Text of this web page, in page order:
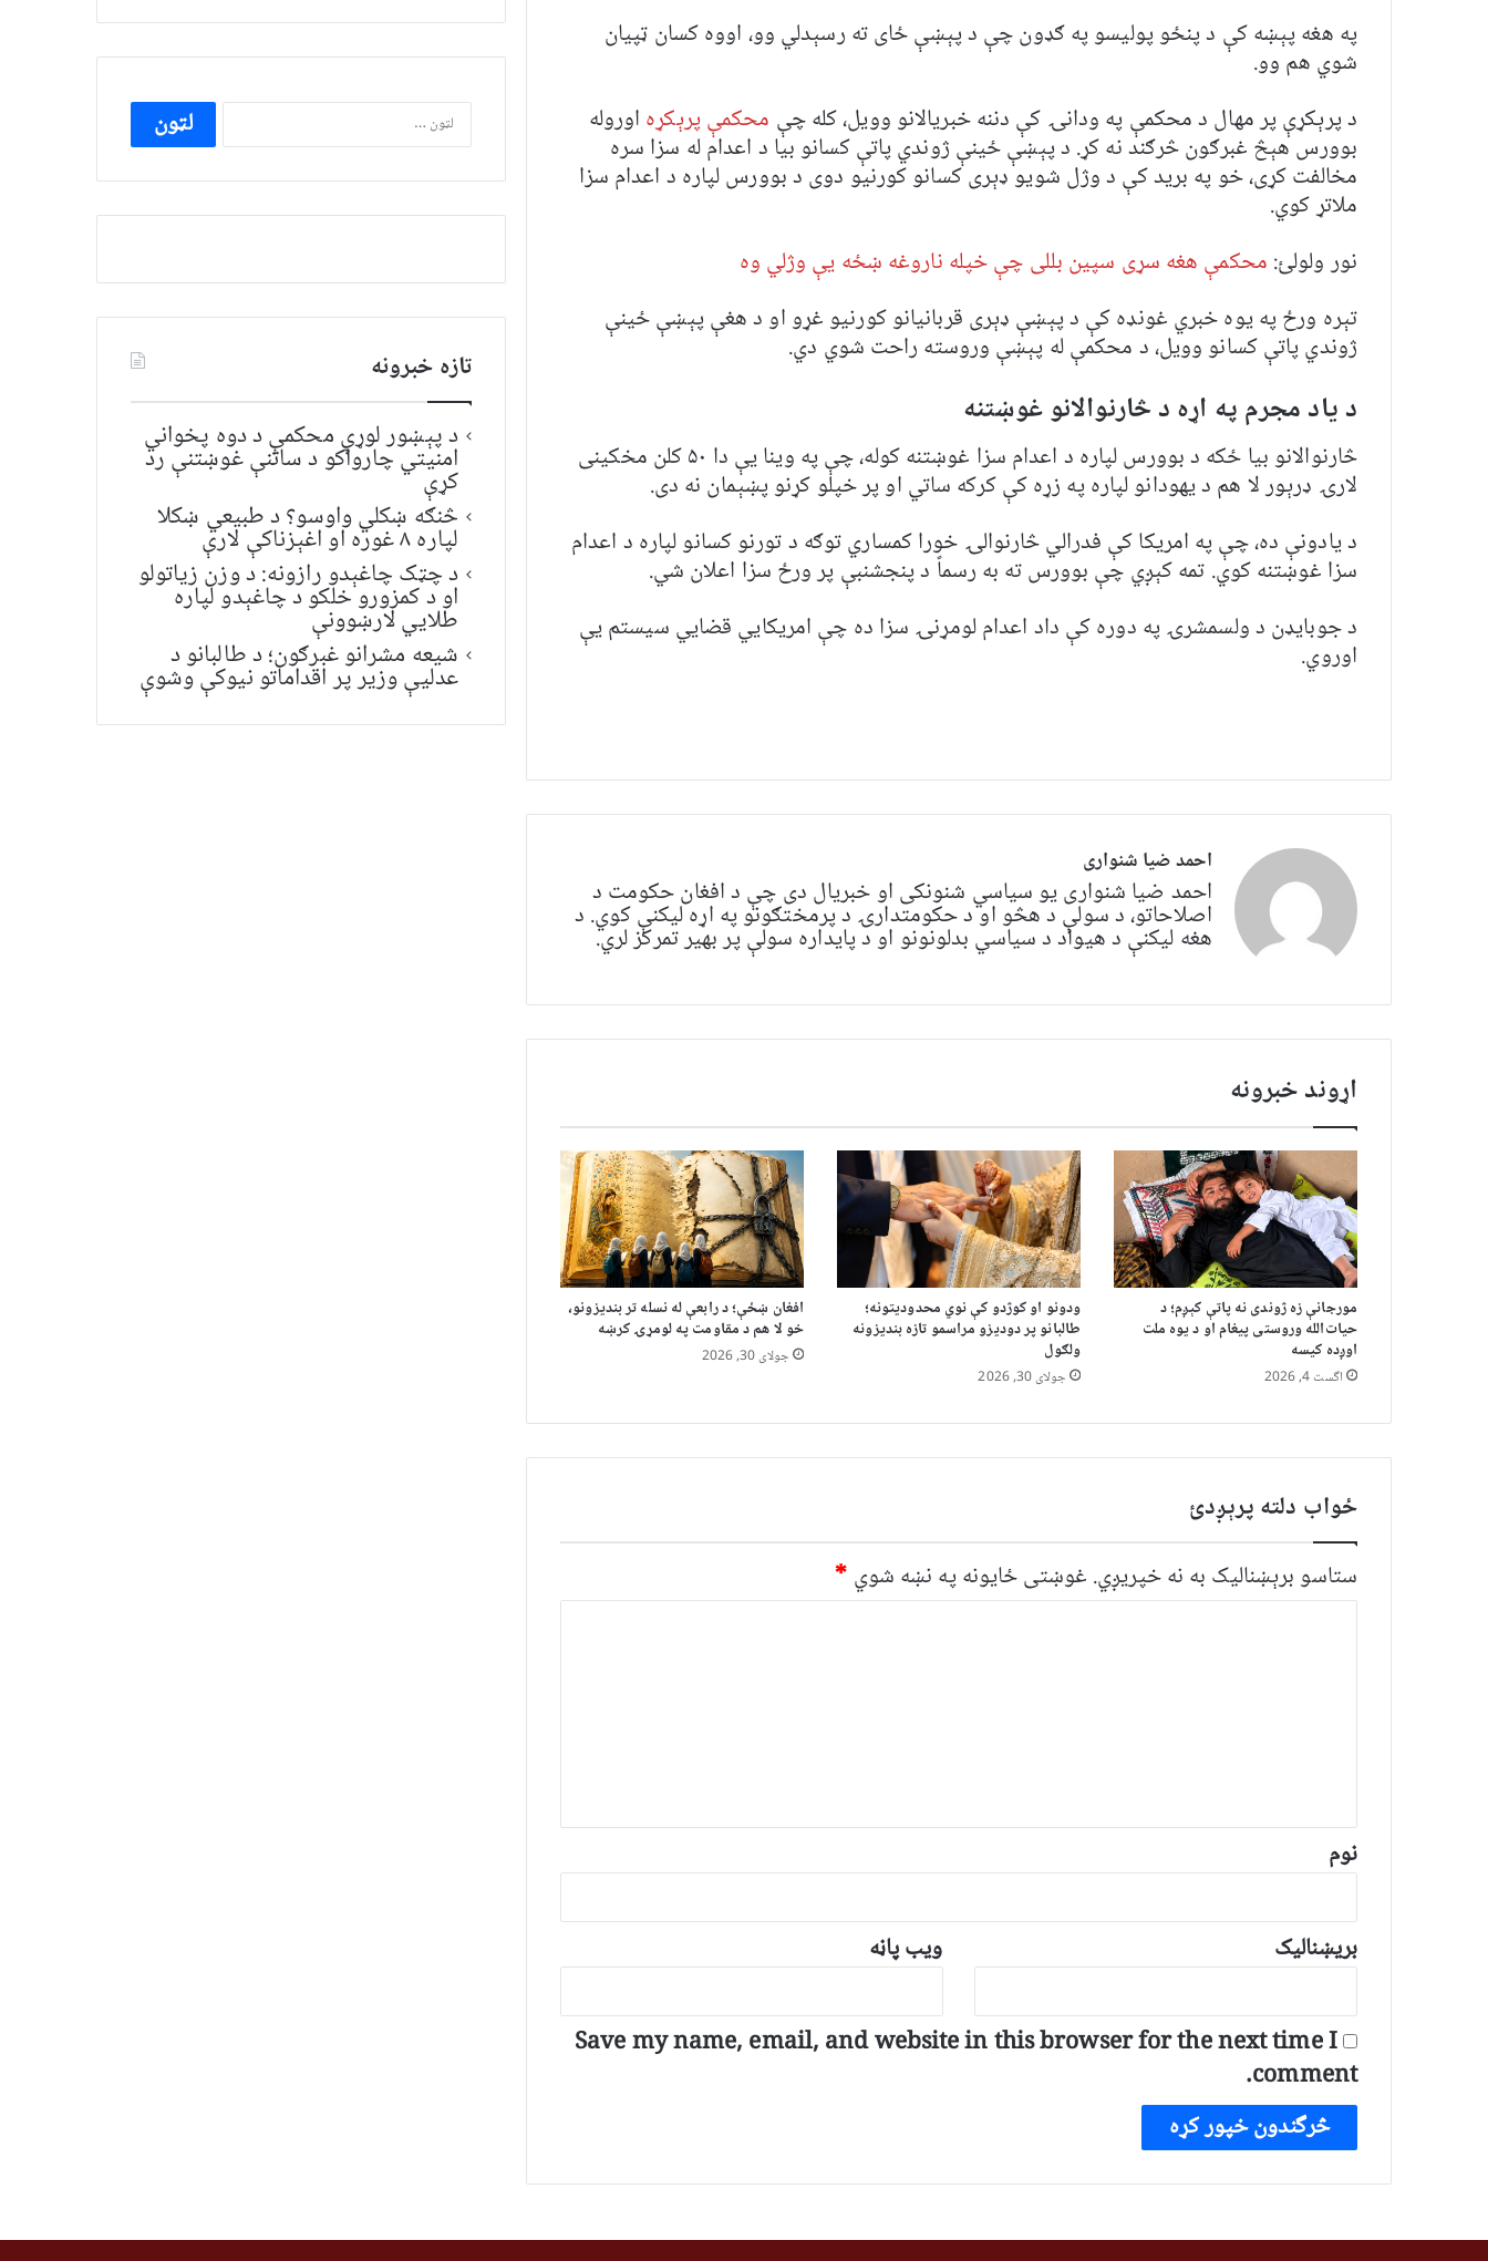
په هغه پېښه کې د پنځو پولیسو په ګډون چې د پېښې ځای ته رسېدلي وو، اووه کسان ټپیان
شوي هم وو.
د پرېکړې پر مهال د محکمې په ودانۍ‍ کې دننه خبریالانو وویل، کله چې محکمې پرېکړه اوروله
بوورس هېڅ غبرګون څرګند نه کړ. د پېښې ځینې ژوندي پاتې کسانو بیا د اعدام له سزا سره
مخالفت کړی، خو په برید کې د وژل شویو ډېری کسانو کورنیو دوی د بوورس لپاره د اعدام سزا
ملاتړ کوي.
نور ولولئ: محکمې هغه سړی سپین بللی چې خپله ناروغه ښځه یې وژلي وه
تېره ورځ په یوه خبري غونډه کې د پېښې ډېری قربانیانو کورنیو غړو او د هغې پېښې ځینې
ژوندي پاتې کسانو وویل، د محکمې له پېښې وروسته راحت شوي دي.
د یاد مجرم په اړه د څارنوالانو غوښتنه
څارنوالانو بیا ځکه د بوورس لپاره د اعدام سزا غوښتنه کوله، چې په وینا یې دا ۵۰ کلن مخکینی
لارۍ ډرېور لا هم د یهودانو لپاره په زړه کې کرکه ساتي او پر خپلو کړنو پښېمان نه دی.
د یادونې ده، چې په امریکا کې فدرالي څارنوالۍ خورا کمساري توګه د تورنو کسانو لپاره د اعدام
سزا غوښتنه کوي. تمه کېږي چې بوورس ته به رسماً د پنجشنبې پر ورځ سزا اعلان شي.
د جوبایډن د ولسمشرۍ په دوره کې داد اعدام لومړنۍ سزا ده چې امریکایي قضايي سیستم یې
اوروي.
احمد ضیا شنواری
احمد ضیا شنواری یو سياسي شنونکی او خبریال دی چې د افغان حکومت د
اصلاحاتو، د سولې د هڅو او د حکومتدارۍ د پرمختګونو په اړه لیکنې کوي. د
هغه لیکنې د هیواد د سیاسي بدلونونو او د پایداره سولې پر بهیر تمرکز لري.
اړوند خبرونه
مورجانې زه ژوندی نه پاتې کېږم؛ د
حیات‌الله وروستی پیغام او د یوه ملت
اوږده کیسه
اگست 4, 2026
ودونو او کوژدو کې نوي محدودیتونه؛
طالبانو پر دودیزو مراسمو تازه بندیزونه
ولګول
جولای 30, 2026
افغان ښځې؛ د رابعې له نسله تر بندیزونو،
خو لا هم د مقاومت په لومړۍ کرښه
جولای 30, 2026
ځواب دلته پرېږدئ
ستاسو برېښناليک به نه خپريږي. غوښتى ځایونه په نښه شوي *
*
نوم
بریښنالیک ویب پاڼه
Save my name, email, and website in this browser for the next time I
comment.
ددی
لپاره
لټون:
تازه خبرونه
د پېښور لوړې محکمې د دوه پخواني
امنیتي چارواکو د ساتنې غوښتنې رد
کړې
څنګه ښکلي واوسو؟ د طبیعي ښکلا
لپاره ۸ غوره او اغېزناکې لارې
د چټک چاغېدو رازونه: د وزن زیاتولو
او د کمزورو خلکو د چاغېدو لپاره
طلایي لارښوونې
شیعه مشرانو غبرګون؛ د طالبانو د
عدلیې وزیر پر اقداماتو نیوکې وشوې